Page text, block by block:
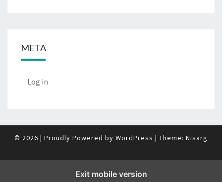
META
Log in
© 2026 | Proudly Powered by WordPress | Theme: Nisarg
Exit mobile version